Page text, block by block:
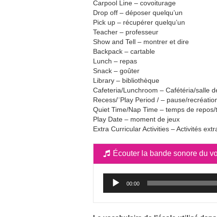
Carpool Line – covoiturage
Drop off – déposer quelqu’un
Pick up – récupérer quelqu’un
Teacher – professeur
Show and Tell – montrer et dire
Backpack – cartable
Lunch – repas
Snack – goûter
Library – bibliothèque
Cafeteria/Lunchroom – Cafétéria/salle
Recess/¨Play Period / – pause/
Quiet Time/Nap Time – temps de
Play Date – moment de jeux
Extra Curricular Activities – Activités
Écouter la bande sonore du
Lecteur
audio
00:00